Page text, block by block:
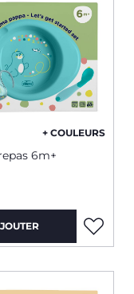
+ COULEURS
6m+